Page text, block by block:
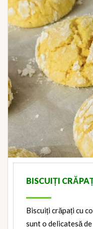
BISCUIȚI
Biscuiți crăpați cu
sunt o delicatesă